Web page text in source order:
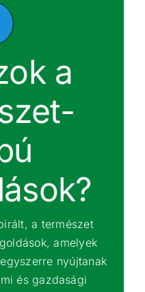
a
a természet
amelyek
nyújtanak
és gazdasági
megoldások
szikkasztása
rendszer
hasznosítása
helyett;
burkolatok
vagy
a biodiverzitás
figyelembe vevő,
zajcsökkentést
egyaránt